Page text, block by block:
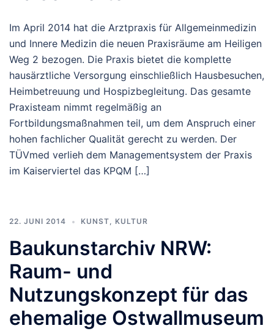
Im April 2014 hat die Arztpraxis für Allgemeinmedizin
und Innere Medizin die neuen Praxisräume am Heiligen
Weg 2 bezogen. Die Praxis bietet die komplette
hausärztliche Versorgung einschließlich Hausbesuchen,
Heimbetreuung und Hospizbegleitung. Das gesamte
Praxisteam nimmt regelmäßig an
Fortbildungsmaßnahmen teil, um dem Anspruch einer
hohen fachlicher Qualität gerecht zu werden. Der
TÜVmed verlieh dem Managementsystem der Praxis
im Kaiserviertel das KPQM […]
22. JUNI 2014 KUNST, KULTUR
Baukunstarchiv NRW:
Raum- und
Nutzungskonzept für das
ehemalige Ostwallmuseum